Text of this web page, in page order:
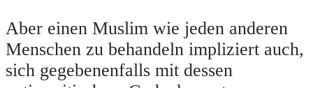
Aber einen Muslim wie jeden anderen
Menschen zu behandeln impliziert auch,
sich gegebenenfalls mit dessen